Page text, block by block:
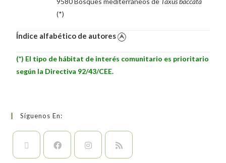
(*)
Índice alfabético de autores
(*) El tipo de hábitat de interés comunitario es prioritario
según la Directiva 92/43/CEE.
Síguenos En: